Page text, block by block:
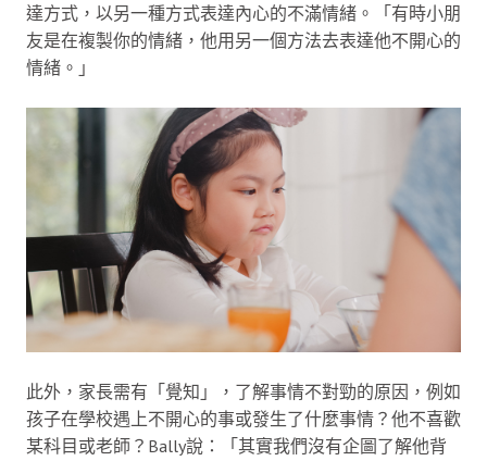
達方式，以另一種方式表達內心的不滿情緒。「有時小朋
友是在複製你的情緒，他用另一個方法去表達他不開心的
情緒。」
此外，家長需有「覺知」，了解事情不對勁的原因，例如
孩子在學校遇上不開心的事或發生了什麼事情？他不喜歡
某科目或老師？Bally說：「其實我們沒有企圖了解他背